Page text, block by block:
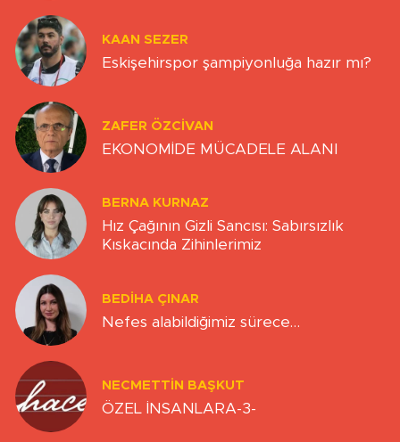
KAAN SEZER
Eskişehirspor şampiyonluğa hazır mı?
ZAFER ÖZCIVAN
EKONOMİDE MÜCADELE ALANI
BERNA KURNAZ
Hız Çağının Gizli Sancısı: Sabırsızlık
Kıskacında Zihinlerimiz
BEDIHA ÇINAR
Nefes alabildiğimiz sürece…
NECMETTIN BAŞKUT
ÖZEL İNSANLARA-3-